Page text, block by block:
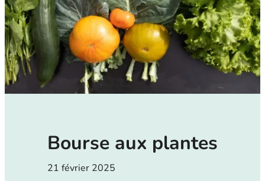
Bourse aux plantes
21 février 2025